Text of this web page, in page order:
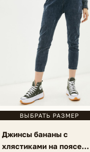
ВЫБРАТЬ РАЗМЕР
Джинсы бананы с
хлястиками на поясе